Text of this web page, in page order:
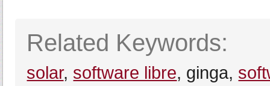
Related Keywords:
solar, software libre, ginga,